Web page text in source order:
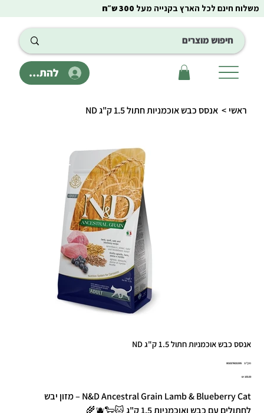
להתחבר
משלוח חינם לכל הארץ בקנייה מעל 300 ש״ח
ראשי > אנסס כבש אוכמניות חתול 1.5 ק"ג ND
אנסס כבש אוכמניות חתול 1.5 ק"ג ND
מק"ט:
מק"ט
8010276021595
מחיר‏105.00 ‏₪
N&D Ancestral Grain Lamb & Blueberry Cat – מזון יבש
לחתולים עם כבש ואוכמניות 1.5 ק"ג 🐱🐑🫐🌾